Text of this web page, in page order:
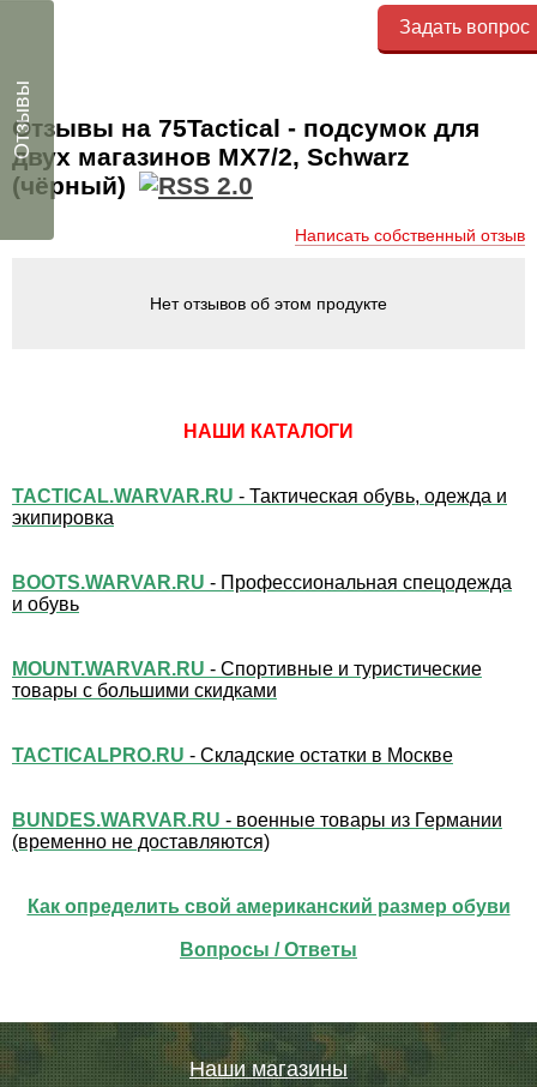
Задать вопрос
Отзывы на 75Tactical - подсумок для
двух магазинов MX7/2, Schwarz
(чёрный)
Написать собственный отзыв
Нет отзывов об этом продукте
НАШИ КАТАЛОГИ
TACTICAL.WARVAR.RU - Тактическая обувь, одежда и
экипировка
BOOTS.WARVAR.RU - Профессиональная спецодежда
и обувь
MOUNT.WARVAR.RU - Спортивные и туристические
товары с большими скидками
TACTICALPRO.RU - Складские остатки в Москве
BUNDES.WARVAR.RU - военные товары из Германии
(временно не доставляются)
Как определить свой американский размер обуви
Вопросы / Ответы
Отзывы
Наши магазины